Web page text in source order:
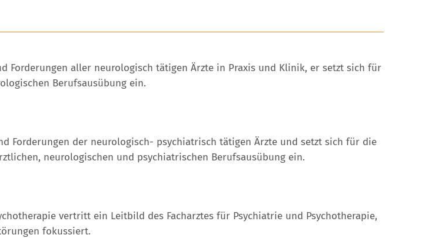
Forderungen aller neurologisch tätigen Ärzte in Praxis und Klinik, er setzt sich für
Berufsausübung ein.
Forderungen der neurologisch- psychiatrisch tätigen Ärzte und setzt sich für die
neurologischen und psychiatrischen Berufsausübung ein.
vertritt ein Leitbild des Facharztes für Psychiatrie und Psychotherapie,
fokussiert.